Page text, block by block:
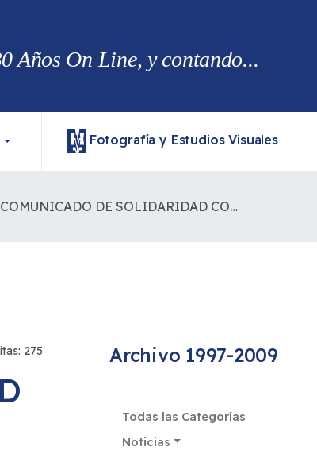
Años On Line, y contando...
Fotografía y Estudios Visuales
COMUNICADO DE SOLIDARIDAD CON ARAUCO Y MEWIN
275 Archivo 1997-2009
Todas las Categorías
Noticias